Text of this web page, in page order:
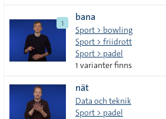
1 bana
Sport > bowling
Sport > friidrott
Sport > padel
1 varianter finns
nät
Data och teknik
Sport > padel